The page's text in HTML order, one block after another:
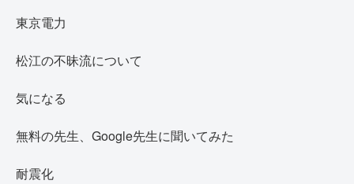
東京電力
松江の不昧流について
気になる
無料の先生、Google先生に聞いてみた
耐震化